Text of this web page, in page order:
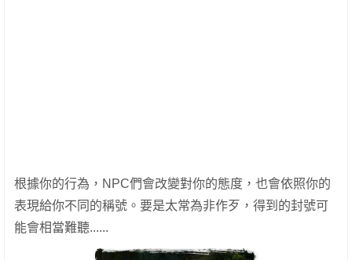
根據你的行為，NPC們會改變對你的態度，也會依照你的
表現給你不同的稱號。要是太常為非作歹，得到的封號可
能會相當難聽......